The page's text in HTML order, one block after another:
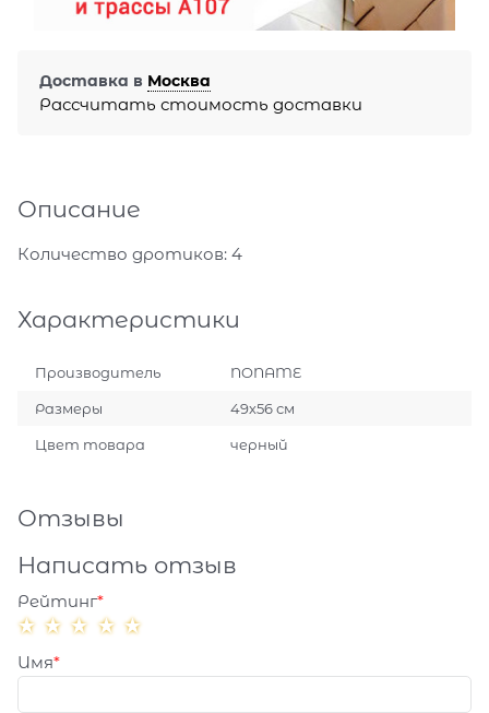
Доставка в Москва
Рассчитать стоимость доставки
Описание
Количество дротиков: 4
Характеристики
Производитель NONAME
Размеры 49х56 см
Цвет товара черный
Отзывы
Написать отзыв
Рейтинг
Имя